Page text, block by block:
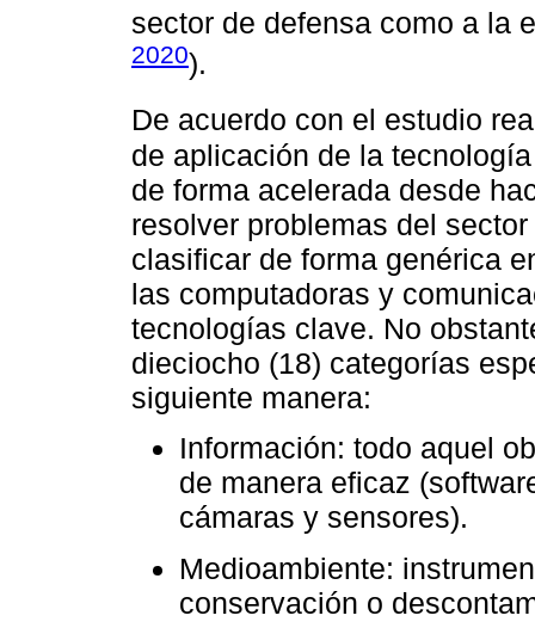
sector de defensa como a la
2020).
De acuerdo con el estudio
de aplicación de la
de forma acelerada desde
resolver problemas del
clasificar de forma genérica
las computadoras y
tecnologías clave. No
dieciocho (18) categorías
siguiente manera:
Información: todo aquel
de manera eficaz
cámaras y sensores).
Medioambiente:
conservación o